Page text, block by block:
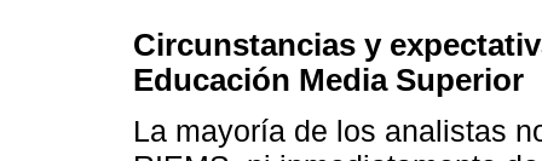
Circunstancias y
Educación Media Superior
La mayoría de los analistas